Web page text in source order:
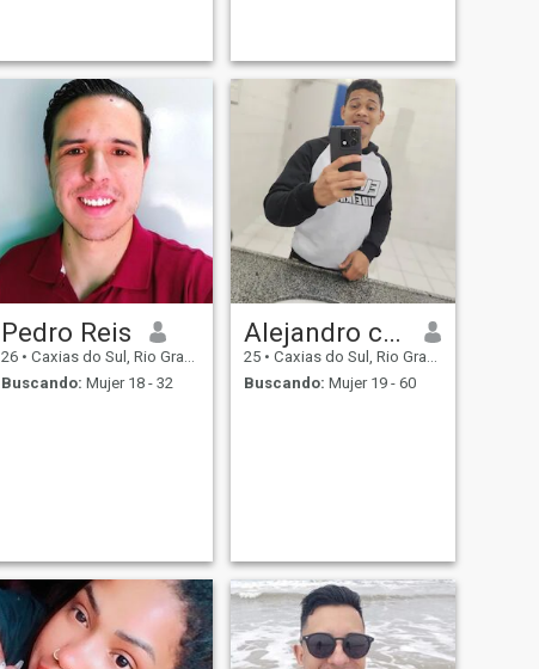
Pedro Reis
26 • Caxias do Sul, Rio Grande do Sul, Brasil
Buscando: Mujer 18 - 32
Alejandro campo
25 • Caxias do Sul, Rio Grande do Sul, Brasil
Buscando: Mujer 19 - 60